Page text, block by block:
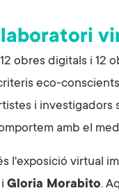
laboratori
obres digitals i 12
eco-
i
amb el
l'exposició virtual
i Gloria Morabito.